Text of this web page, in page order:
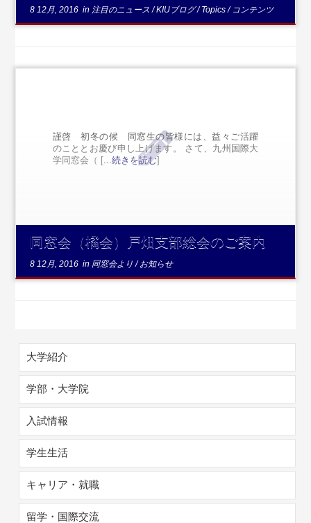
8 12月, 2016 in 注目のニュース/KIUブログ/Topics/ コンテンツ
謹啓 初冬の候 同窓生の皆様には、益々ご活躍
のこととお慶び申し上げます。 さて、九州国際大
学同窓会（ [...続きを読む]
同窓会（橘会）戸畑支部総会のご案内
8 12月, 2016 in 同窓会より/お知らせ
大学紹介
学部・大学院
入試情報
学生生活
キャリア・就職
留学・国際交流